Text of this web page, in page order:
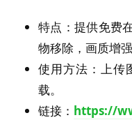
特点：提供免费
物移除，画质增强
使用方法：上传
载。
链接： https://